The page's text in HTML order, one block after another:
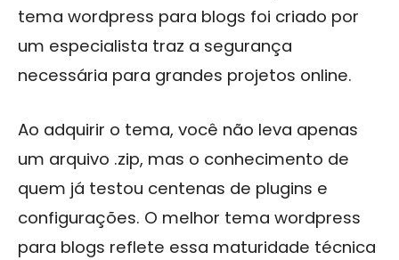
tema wordpress para blogs foi criado por
um especialista traz a segurança
necessária para grandes projetos online.
Ao adquirir o tema, você não leva apenas
um arquivo .zip, mas o conhecimento de
quem já testou centenas de plugins e
configurações. O melhor tema wordpress
para blogs reflete essa maturidade técnica